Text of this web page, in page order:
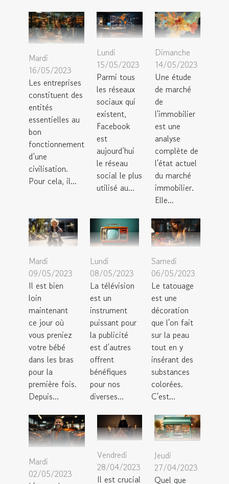
Mardi
16/05/2023
Les entreprises
constituent des
entités
essentielles au
bon
fonctionnement
d’une
civilisation.
Pour cela, il...
Lundi
15/05/2023
Parmi tous
les réseaux
sociaux qui
existent,
Facebook
est
aujourd’hui
le réseau
social le plus
utilisé au...
Dimanche
14/05/2023
Une étude
de marché
de
l'immobilier
est une
analyse
complète de
l'état actuel
du marché
immobilier.
Elle...
Mardi
09/05/2023
Il est bien
loin
maintenant
ce jour où
vous preniez
votre bébé
dans les bras
pour la
première fois.
Depuis...
Lundi
08/05/2023
La télévision
est un
instrument
puissant pour
la publicité
est d’autres
offrent
bénéfiques
pour nos
diverses...
Samedi
06/05/2023
Le tatouage
est une
décoration
que l'on fait
sur la peau
tout en y
insérant des
substances
colorées.
C'est...
Mardi
02/05/2023
Vendredi
28/04/2023
Il est crucial
Jeudi
27/04/2023
Quel que